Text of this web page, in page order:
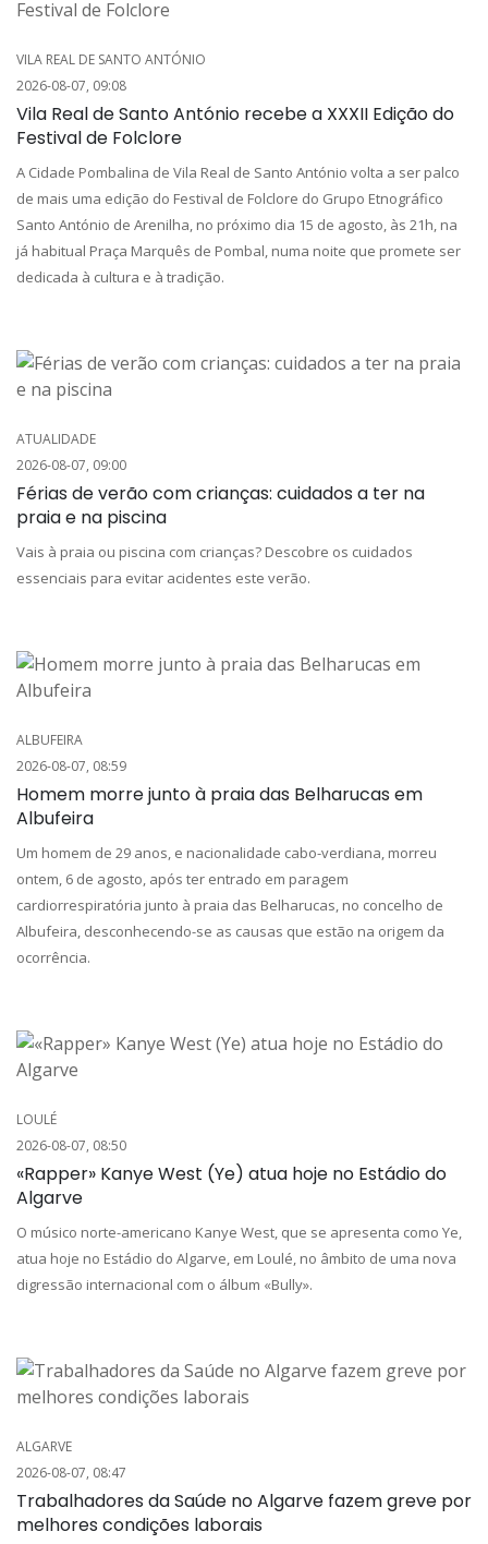
VILA REAL DE SANTO ANTÓNIO
2026-08-07, 09:08
Vila Real de Santo António recebe a XXXII Edição do
Festival de Folclore
A Cidade Pombalina de Vila Real de Santo António volta a ser palco
de mais uma edição do Festival de Folclore do Grupo Etnográfico
Santo António de Arenilha, no próximo dia 15 de agosto, às 21h, na
já habitual Praça Marquês de Pombal, numa noite que promete ser
dedicada à cultura e à tradição.
ATUALIDADE
2026-08-07, 09:00
Férias de verão com crianças: cuidados a ter na
praia e na piscina
Vais à praia ou piscina com crianças? Descobre os cuidados
essenciais para evitar acidentes este verão.
ALBUFEIRA
2026-08-07, 08:59
Homem morre junto à praia das Belharucas em
Albufeira
Um homem de 29 anos, e nacionalidade cabo-verdiana, morreu
ontem, 6 de agosto, após ter entrado em paragem
cardiorrespiratória junto à praia das Belharucas, no concelho de
Albufeira, desconhecendo-se as causas que estão na origem da
ocorrência.
LOULÉ
2026-08-07, 08:50
«Rapper» Kanye West (Ye) atua hoje no Estádio do
Algarve
O músico norte-americano Kanye West, que se apresenta como Ye,
atua hoje no Estádio do Algarve, em Loulé, no âmbito de uma nova
digressão internacional com o álbum «Bully».
ALGARVE
2026-08-07, 08:47
Trabalhadores da Saúde no Algarve fazem greve por
melhores condições laborais